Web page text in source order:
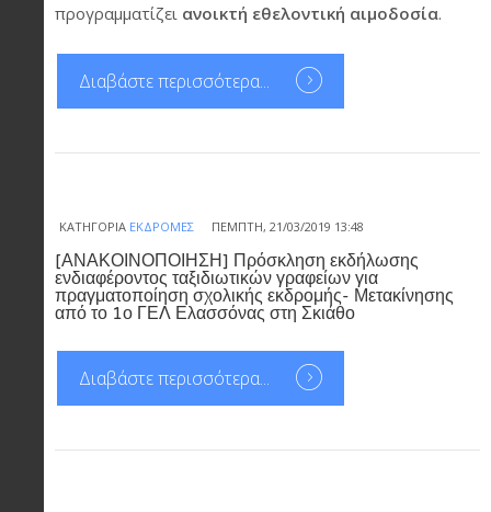
προγραμματίζει ανοικτή εθελοντική αιμοδοσία.
Διαβάστε περισσότερα...
ΚΑΤΗΓΟΡΊΑ ΕΚΔΡΟΜΈΣ ΠΈΜΠΤΗ, 21/03/2019 13:48
[ΑΝΑΚΟΙΝΟΠΟΙΗΣΗ] Πρόσκληση εκδήλωσης
ενδιαφέροντος ταξιδιωτικών γραφείων για
πραγματοποίηση σχολικής εκδρομής- Μετακίνησης
από το 1ο ΓΕΛ Ελασσόνας στη Σκιάθο
Διαβάστε περισσότερα...